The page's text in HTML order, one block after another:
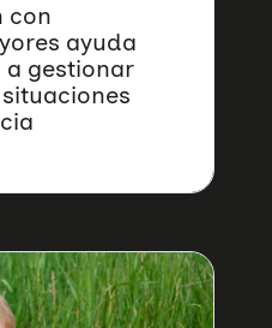
con
ayuda
gestionar